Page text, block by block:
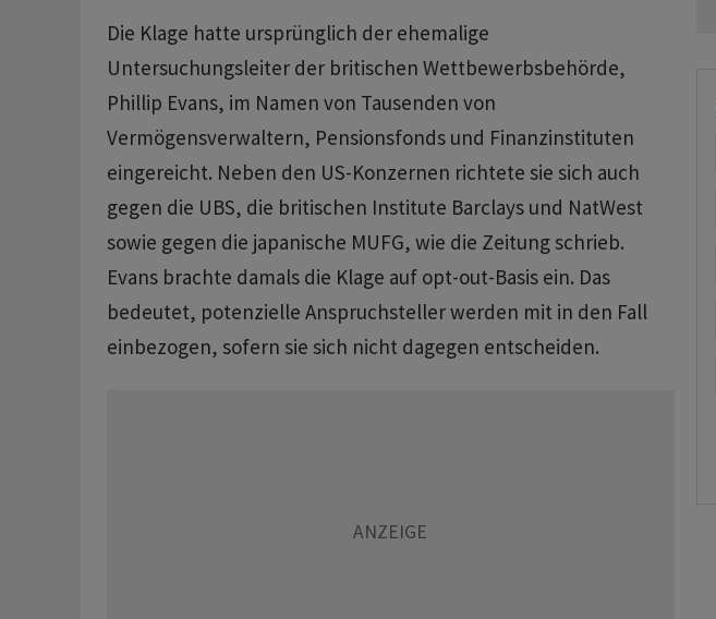
Die Klage hatte ursprünglich der ehemalige
Untersuchungsleiter der britischen Wettbewerbsbehörde,
Phillip Evans, im Namen von Tausenden von
Vermögensverwaltern, Pensionsfonds und Finanzinstituten
eingereicht. Neben den US-Konzernen richtete sie sich auch
gegen die UBS, die britischen Institute Barclays und NatWest
sowie gegen die japanische MUFG, wie die Zeitung schrieb.
Evans brachte damals die Klage auf opt-out-Basis ein. Das
bedeutet, potenzielle Anspruchsteller werden mit in den Fall
einbezogen, sofern sie sich nicht dagegen entscheiden.